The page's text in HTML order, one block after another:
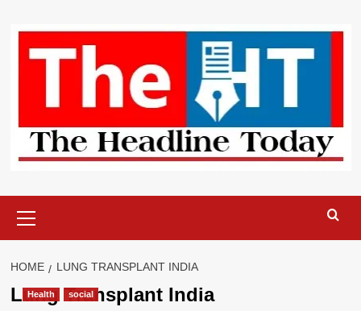
content
Menu
HOME LUNG TRANSPLANT INDIA
Lung Transplant India
Health social